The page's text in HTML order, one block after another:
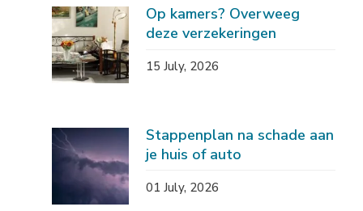
Op kamers? Overweeg
deze verzekeringen
15 July, 2026
Stappenplan na schade aan
je huis of auto
01 July, 2026